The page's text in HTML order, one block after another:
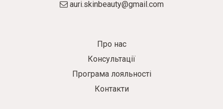
auri.skinbeauty@gmail.com
Про нас
Консультації
Програма лояльності
Контакти